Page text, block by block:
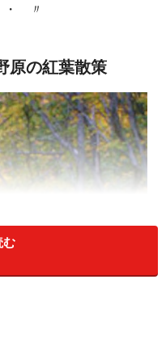
・ 〃
原の紅葉散策
む